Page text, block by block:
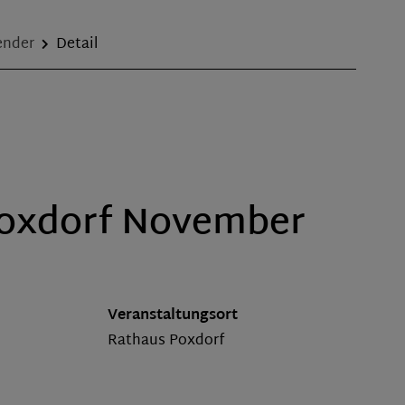
Detail
November
Veranstaltungsort
Rathaus Poxdorf